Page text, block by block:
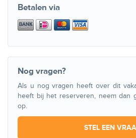
Betalen via
Nog vragen?
Als u nog vragen heeft over dit
heeft bij het reserveren, neem dan
op.
STEL EEN